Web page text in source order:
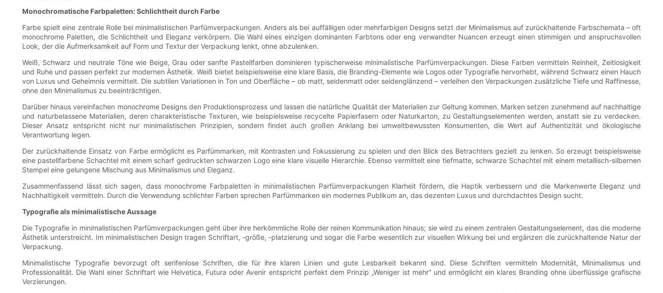
Monochromatische Farbpaletten: Schlichtheit durch Farbe
Farbe spielt eine zentrale Rolle bei minimalistischen Parfümverpackungen. Anders als bei auffälligen oder mehrfarbigen Designs setzt der Minimalismus auf zurückhaltende Farbschemata – oft
monochrome Paletten, die Schlichtheit und Eleganz verkörpern. Die Wahl eines einzigen dominanten Farbtons oder eng verwandter Nuancen erzeugt einen stimmigen und anspruchsvollen
Look, der die Aufmerksamkeit auf Form und Textur der Verpackung lenkt, ohne abzulenken.
Weiß, Schwarz und neutrale Töne wie Beige, Grau oder sanfte Pastellfarben dominieren typischerweise minimalistische Parfümverpackungen. Diese Farben vermitteln Reinheit, Zeitlosigkeit
und Ruhe und passen perfekt zur modernen Ästhetik. Weiß bietet beispielsweise eine klare Basis, die Branding-Elemente wie Logos oder Typografie hervorhebt, während Schwarz einen Hauch
von Luxus und Geheimnis vermittelt. Die subtilen Variationen in Ton und Oberfläche – ob matt, seidenmatt oder seidenglänzend – verleihen den Verpackungen zusätzliche Tiefe und Raffinesse,
ohne den Minimalismus zu beeinträchtigen.
Darüber hinaus vereinfachen monochrome Designs den Produktionsprozess und lassen die natürliche Qualität der Materialien zur Geltung kommen. Marken setzen zunehmend auf nachhaltige
und naturbelassene Materialien, deren charakteristische Texturen, wie beispielsweise recycelte Papierfasern oder Naturkarton, zu Gestaltungselementen werden, anstatt sie zu verdecken.
Dieser Ansatz entspricht nicht nur minimalistischen Prinzipien, sondern findet auch großen Anklang bei umweltbewussten Konsumenten, die Wert auf Authentizität und ökologische
Verantwortung legen.
Der zurückhaltende Einsatz von Farbe ermöglicht es Parfümmarken, mit Kontrasten und Fokussierung zu spielen und den Blick des Betrachters gezielt zu lenken. So erzeugt beispielsweise
eine pastellfarbene Schachtel mit einem scharf gedruckten schwarzen Logo eine klare visuelle Hierarchie. Ebenso vermittelt eine tiefmatte, schwarze Schachtel mit einem metallisch-silbernen
Stempel eine gelungene Mischung aus Minimalismus und Eleganz.
Zusammenfassend lässt sich sagen, dass monochrome Farbpaletten in minimalistischen Parfümverpackungen Klarheit fördern, die Haptik verbessern und die Markenwerte Eleganz und
Nachhaltigkeit vermitteln. Durch die Verwendung schlichter Farben sprechen Parfümmarken ein modernes Publikum an, das dezenten Luxus und durchdachtes Design sucht.
Typografie als minimalistische Aussage
Die Typografie in minimalistischen Parfümverpackungen geht über ihre herkömmliche Rolle der reinen Kommunikation hinaus; sie wird zu einem zentralen Gestaltungselement, das die moderne
Ästhetik unterstreicht. Im minimalistischen Design tragen Schriftart, -größe, -platzierung und sogar die Farbe wesentlich zur visuellen Wirkung bei und ergänzen die zurückhaltende Natur der
Verpackung.
Minimalistische Typografie bevorzugt oft serifenlose Schriften, die für ihre klaren Linien und gute Lesbarkeit bekannt sind. Diese Schriften vermitteln Modernität, Minimalismus und
Professionalität. Die Wahl einer Schriftart wie Helvetica, Futura oder Avenir entspricht perfekt dem Prinzip „Weniger ist mehr“ und ermöglicht ein klares Branding ohne überflüssige grafische
Verzierungen.